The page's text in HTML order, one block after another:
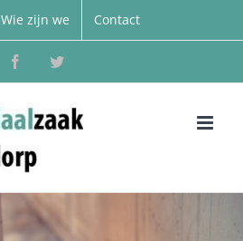
Wie zijn we Contact
FacebookTwitter